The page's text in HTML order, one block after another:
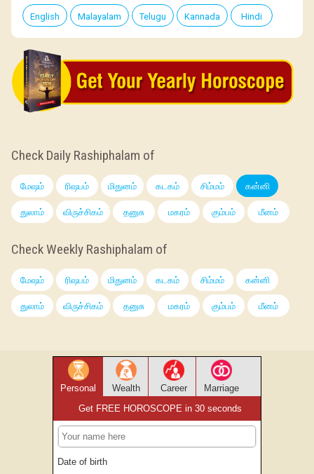
English Malayalam Telugu Kannada Hindi
Check Daily Rashiphalam of
மேஷம் ரிஷபம் மிதுனம் கடகம் சிம்மம் கன்னி
துலாம் விருச்சிகம் தனுசு மகரம் கும்பம் மீனம்
Check Weekly Rashiphalam of
மேஷம் ரிஷபம் மிதுனம் கடகம் சிம்மம் கன்னி
துலாம் விருச்சிகம் தனுசு மகரம் கும்பம் மீனம்
Personal Wealth Career Marriage
Get FREE HOROSCOPE in 30 seconds
Date of birth